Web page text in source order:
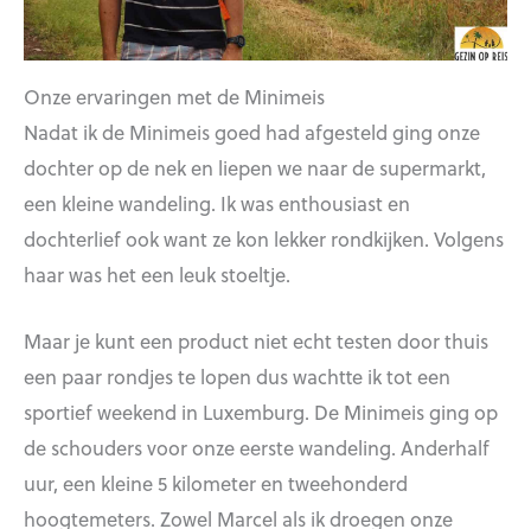
Onze ervaringen met de Minimeis
Nadat ik de Minimeis goed had afgesteld ging onze
dochter op de nek en liepen we naar de supermarkt,
een kleine wandeling. Ik was enthousiast en
dochterlief ook want ze kon lekker rondkijken. Volgens
haar was het een leuk stoeltje.
Maar je kunt een product niet echt testen door thuis
een paar rondjes te lopen dus wachtte ik tot een
sportief weekend in Luxemburg. De Minimeis ging op
de schouders voor onze eerste wandeling. Anderhalf
uur, een kleine 5 kilometer en tweehonderd
hoogtemeters. Zowel Marcel als ik droegen onze